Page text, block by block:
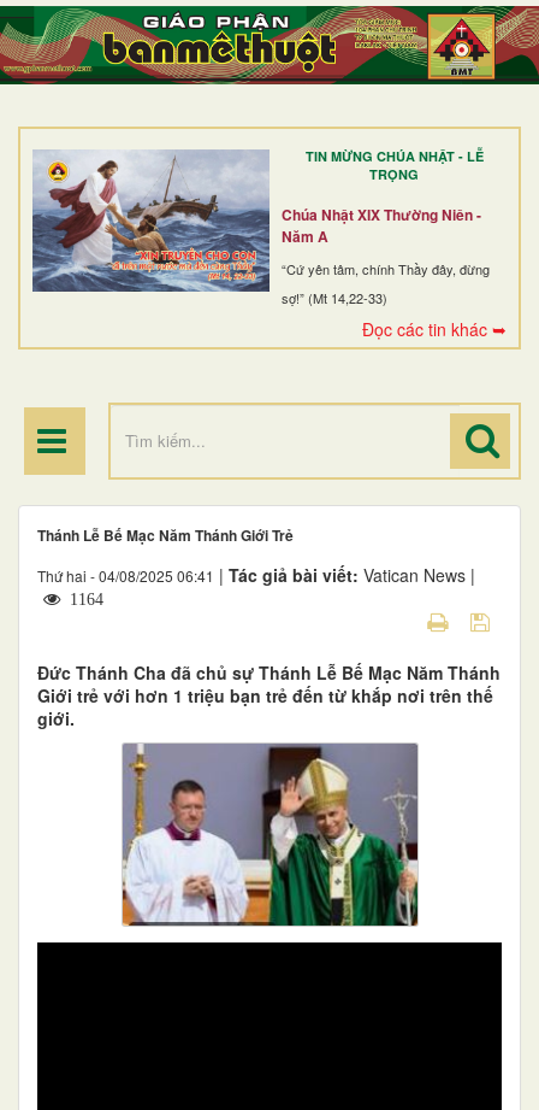
TIN MỪNG CHÚA NHẬT - LỄ
TRỌNG
Chúa Nhật XIX Thường Niên -
Năm A
“Cứ yên tâm, chính Thầy đây, đừng
sợ!” (Mt 14,22-33)
Đọc các tin khác ➥
TRANG NHẤT
GIỚI THIỆU
DÒNG TU
BAN MỤC VỤ
ĐOÀN THỂ CG
ĐIỂM HÀNH HƯƠNG
Thánh Lễ Bế Mạc Năm Thánh Giới Trẻ
Thứ hai - 04/08/2025 06:41 | Tác giả bài viết: Vatican News |
1164
Đức Thánh Cha đã chủ sự Thánh Lễ Bế Mạc Năm Thánh
Giới trẻ với hơn 1 triệu bạn trẻ đến từ khắp nơi trên thế
giới.